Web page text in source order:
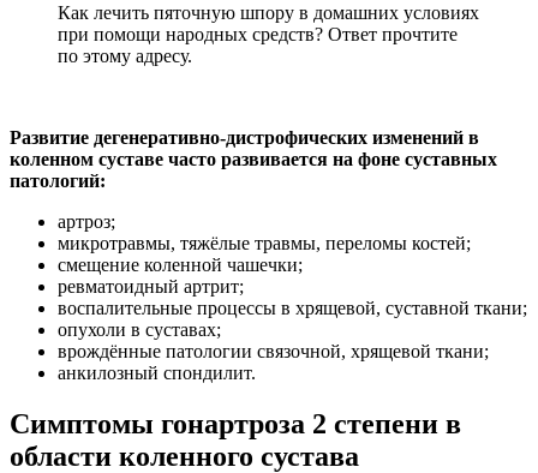
Как лечить пяточную шпору в домашних условиях
при помощи народных средств? Ответ прочтите
по этому адресу.
Развитие дегенеративно-дистрофических изменений в
коленном суставе часто развивается на фоне суставных
патологий:
артроз;
микротравмы, тяжёлые травмы, переломы костей;
смещение коленной чашечки;
ревматоидный артрит;
воспалительные процессы в хрящевой, суставной ткани;
опухоли в суставах;
врождённые патологии связочной, хрящевой ткани;
анкилозный спондилит.
Симптомы гонартроза 2 степени в
области коленного сустава